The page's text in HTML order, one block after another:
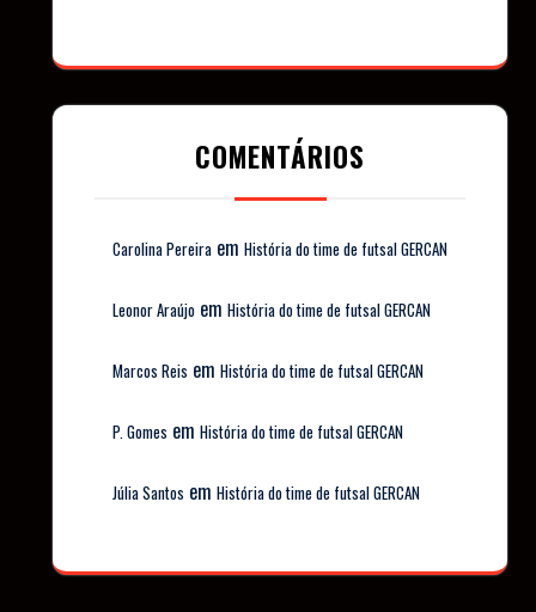
COMENTÁRIOS
Carolina Pereira em História do time de futsal GERCAN
Leonor Araújo em História do time de futsal GERCAN
Marcos Reis em História do time de futsal GERCAN
P. Gomes em História do time de futsal GERCAN
Júlia Santos em História do time de futsal GERCAN